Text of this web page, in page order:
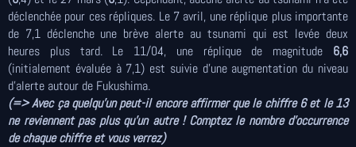
déclenchée pour ces répliques. Le 7 avril, une réplique plus importante
de 7,1 déclenche une brève alerte au tsunami qui est levée deux
heures plus tard. Le 11/04, une réplique de magnitude 6,6
(initialement évaluée à 7,1) est suivie d'une augmentation du niveau
d'alerte autour de Fukushima.
(=> Avec ça quelqu’un peut-il encore affirmer que le chiffre 6 et le 13
ne reviennent pas plus qu’un autre ! Comptez le nombre d'occurrence
de chaque chiffre et vous verrez)